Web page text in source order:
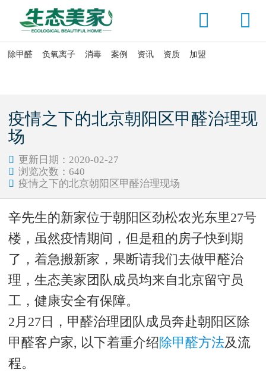


除甲醛 负氧离子 消毒 案例 资讯 资质 加盟
疫情之下的北京朝阳区甲醛治理现
场
 更新日期：2020-02-27
 浏览次数： 640
 疫情之下的北京朝阳区甲醛治理现场
辛先生的新家位于朝阳区劲松农光东里27号
楼，虽然疫情期间，但是租的房子快到期
了，着急搬新家，果断请我们去做甲醛治
理，生态美家团队成员均来自北京留守员
工，健康安全有保障。
2月27日，甲醛治理团队成员奔赴朝阳区除
甲醛客户家, 以下着重介绍除甲醛方法及流
程。